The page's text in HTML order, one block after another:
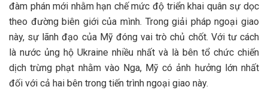
đàm phán mới nhằm hạn chế mức độ triển khai quân sự dọc
theo đường biên giới của mình. Trong giải pháp ngoại giao
này, sự lãnh đạo của Mỹ đóng vai trò chủ chốt. Với tư cách
là nước ủng hộ Ukraine nhiều nhất và là bên tổ chức chiến
dịch trừng phạt nhằm vào Nga, Mỹ có ảnh hưởng lớn nhất
đối với cả hai bên trong tiến trình ngoại giao này.